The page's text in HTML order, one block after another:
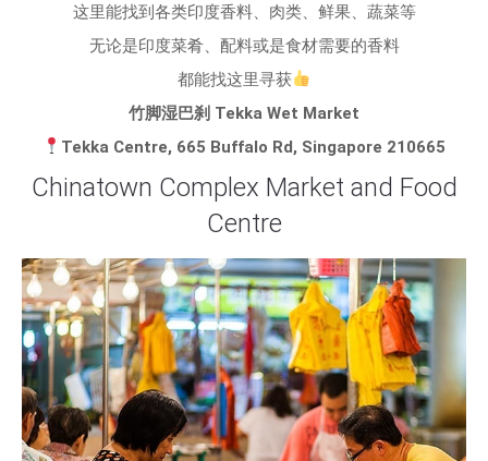
这里能找到各类印度香料、肉类、鲜果、蔬菜等
无论是印度菜肴、配料或是食材需要的香料
都能找这里寻获
竹脚湿巴刹 Tekka Wet Market
Tekka Centre, 665 Buffalo Rd, Singapore 210665
Chinatown Complex Market and Food
Centre